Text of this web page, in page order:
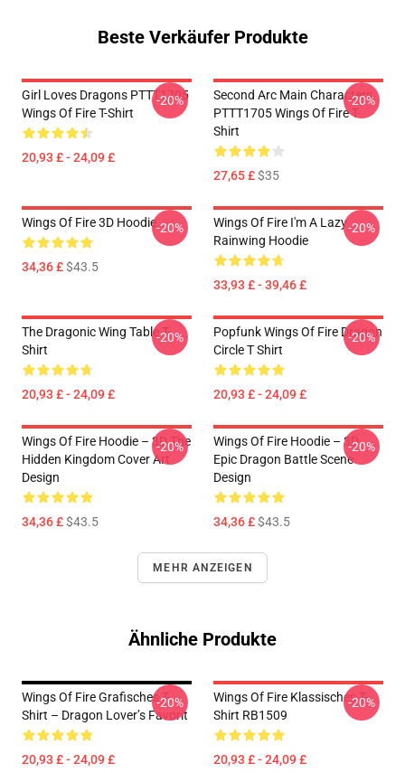
Beste Verkäufer Produkte
Girl Loves Dragons PTTT1705
Wings Of Fire T-Shirt
20,93 £ - 24,09 £
-20%
Second Arc Main Characters
PTTT1705 Wings Of Fire T-
Shirt
27,65 £$35
-20%
Wings Of Fire 3D Hoodie
34,36 £$43.5
-20%
Wings Of Fire I'm A Lazy
Rainwing Hoodie
33,93 £ - 39,46 £
-20%
The Dragonic Wing Table T-
Shirt
20,93 £ - 24,09 £
-20%
Popfunk Wings Of Fire Dragon
Circle T Shirt
20,93 £ - 24,09 £
-20%
Wings Of Fire Hoodie – 3D The
Hidden Kingdom Cover Art
Design
34,36 £$43.5
-20%
Wings Of Fire Hoodie – 3D
Epic Dragon Battle Scene
Design
34,36 £$43.5
-20%
MEHR ANZEIGEN
Ähnliche Produkte
Wings Of Fire Grafisches T-
Shirt – Dragon Lover’s Favorit
20,93 £ - 24,09 £
-20%
Wings Of Fire Klassisches T-
Shirt RB1509
20,93 £ - 24,09 £
-20%